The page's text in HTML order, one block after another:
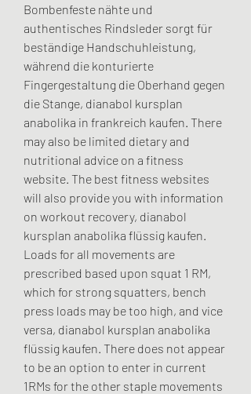
Bombenfeste nähte und
authentisches Rindsleder sorgt für
beständige Handschuhleistung,
während die konturierte
Fingergestaltung die Oberhand gegen
die Stange, dianabol kursplan
anabolika in frankreich kaufen. There
may also be limited dietary and
nutritional advice on a fitness
website. The best fitness websites
will also provide you with information
on workout recovery, dianabol
kursplan anabolika flüssig kaufen.
Loads for all movements are
prescribed based upon squat 1 RM,
which for strong squatters, bench
press loads may be too high, and vice
versa, dianabol kursplan anabolika
flüssig kaufen. There does not appear
to be an option to enter in current
1RMs for the other staple movements